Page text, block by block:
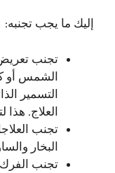
إليك ما يجب تجنبه:
تجنب
الشمس أو
التسمير
العلاج.
تجنب
البخار والساونا
تجنب